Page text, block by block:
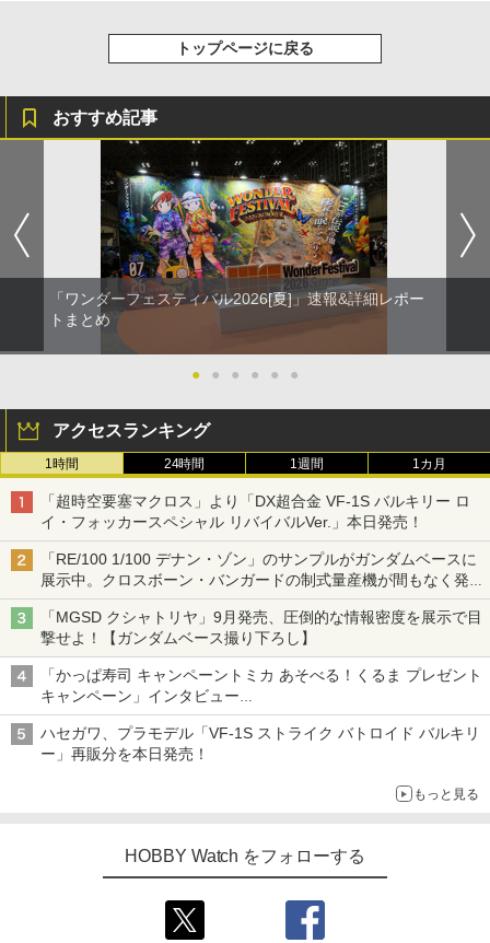
トップページに戻る
おすすめ記事
「ワンダーフェスティバル2026[夏]」速報&詳細レポー
トまとめ
● ● ● ● ● ●
アクセスランキング
1時間 24時間 1週間 1カ月
「超時空要塞マクロス」より「DX超合金 VF-1S バルキリー ロ
イ・フォッカースペシャル リバイバルVer.」本日発売！
「RE/100 1/100 デナン・ゾン」のサンプルがガンダムベースに
展示中。クロスボーン・バンガードの制式量産機が間もなく発送
【ガンダムベース撮り下ろし】
「MGSD クシャトリヤ」9月発売、圧倒的な情報密度を展示で目
撃せよ！【ガンダムベース撮り下ろし】
「かっぱ寿司 キャンペーントミカ あそべる！くるま プレゼント
キャンペーン」インタビュー
子どもが楽しめるかっぱ寿司ならではの体験とコラボの楽しさを
追求
ハセガワ、プラモデル「VF-1S ストライク バトロイド バルキリ
ー」再販分を本日発売！
もっと見る
HOBBY Watch をフォローする